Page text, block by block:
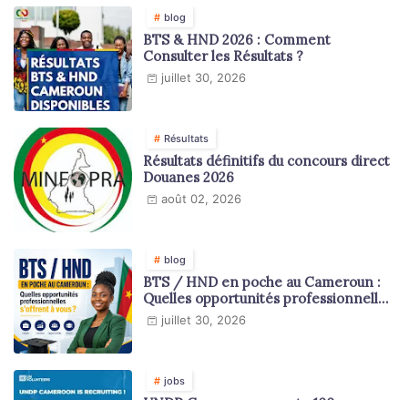
blog
BTS & HND 2026 : Comment
Consulter les Résultats ?
juillet 30, 2026
Résultats
Résultats définitifs du concours direct
Douanes 2026
août 02, 2026
blog
BTS / HND en poche au Cameroun :
Quelles opportunités professionnelles
s'offrent à vous ?
juillet 30, 2026
jobs